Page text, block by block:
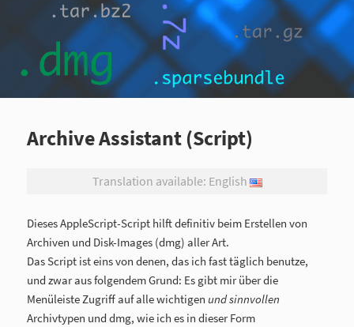
Archive Assistant (Script)
Translation available: English
Dieses AppleScript-Script hilft definitiv beim Erstellen von
Archiven und Disk-Images (dmg) aller Art.
Das Script ist eins von denen, das ich fast täglich benutze,
und zwar aus folgendem Grund: Es gibt mir über die
Menüleiste Zugriff auf alle wichtigenund sinnvollen
Archivtypen und dmg, wie ich es in dieser Form